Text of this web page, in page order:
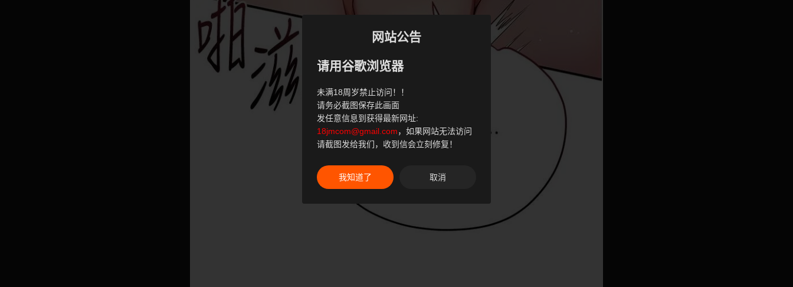
网站公告
请用谷歌浏览器
未满18周岁禁止访问！！
请务必截图保存此画面
发任意信息到获得最新网址:
18jmcom@gmail.com，如果网站无法访问
请截图发给我们，收到信会立刻修复！
我知道了 取消